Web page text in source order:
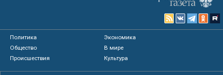
Политика
Экономика
Общество
В мире
Происшествия
Культура